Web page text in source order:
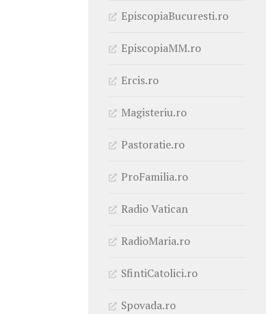
EpiscopiaBucuresti.ro
EpiscopiaMM.ro
Ercis.ro
Magisteriu.ro
Pastoratie.ro
ProFamilia.ro
Radio Vatican
RadioMaria.ro
SfintiCatolici.ro
Spovada.ro